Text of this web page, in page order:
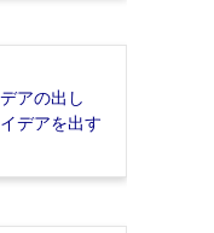
アの出し
デアを出す